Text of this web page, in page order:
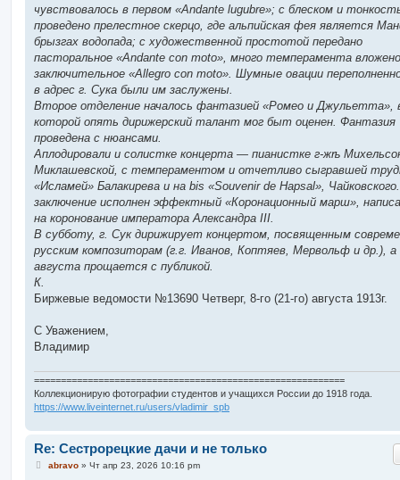
чувствовалось в первом «Andante lugubre»; с блеском и
проведено прелестное скерцо, где альпийская фея является
брызгах водопада; с художественной простотой передано
пасторальное «Andante con moto», много темперамента
заключительное «Allegro con moto». Шумные овации
в адрес г. Сука были им заслужены.
Второе отделение началось фантазией «Ромео и Джульетта»,
которой опять дирижерский талант мог быт оценен. Фантазия
проведена с нюансами.
Аплодировали и солистке концерта — пианистке г-жѣ
Миклашевской, с темпераментом и отчетливо сыгравшей
«Исламей» Балакирева и на bis «Souvenir de Hapsal»,
заключение исполнен эффектный «Коронационный марш»,
на коронование императора Александра III.
В субботу, г. Сук дирижирует концертом, посвященным
русским композиторам (г.г. Иванов, Коптяев, Мервольф и др.), а
августа прощается с публикой.
К.
Биржевые ведомости №13690 Четверг, 8-го (21-го) августа 1913г.
С Уважением,
Владимир
==========================================================
Коллекционирую фотографии студентов и учащихся России до 1918 года.
https://www.liveinternet.ru/users/vladimir_spb
Re: Сестрорецкие дачи и не только
Сabravo» Чт апр 23, 2026 10:16 pm